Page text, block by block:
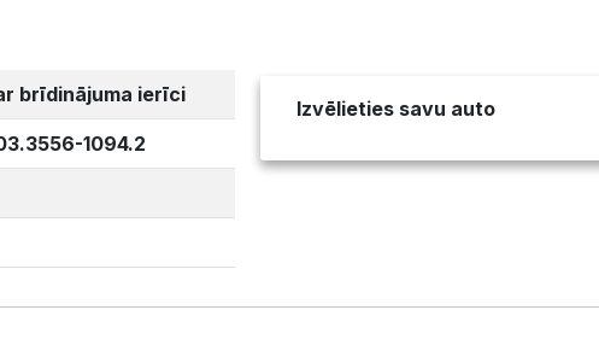
brīdinājuma ierīci
1094.2
Izvēlieties savu auto